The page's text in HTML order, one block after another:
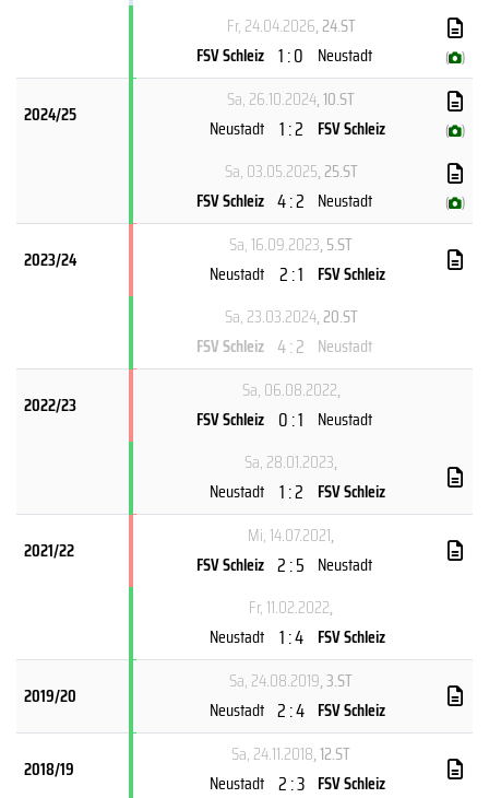
Fr, 24.04.2026, 24.ST
FSV Schleiz 1 : 0 Neustadt ( )
2024/25
Sa, 26.10.2024, 10.ST
Neustadt 1 : 2 FSV Schleiz ( )
Sa, 03.05.2025, 25.ST
FSV Schleiz 4 : 2 Neustadt ( )
2023/24
Sa, 16.09.2023, 5.ST
Neustadt 2 : 1 FSV Schleiz
Sa, 23.03.2024, 20.ST
FSV Schleiz 4 : 2 Neustadt
2022/23
Sa, 06.08.2022,
FSV Schleiz 0 : 1 Neustadt
Sa, 28.01.2023,
Neustadt 1 : 2 FSV Schleiz
2021/22
Mi, 14.07.2021,
FSV Schleiz 2 : 5 Neustadt
Fr, 11.02.2022,
Neustadt 1 : 4 FSV Schleiz
2019/20
Sa, 24.08.2019, 3.ST
Neustadt 2 : 4 FSV Schleiz
2018/19
Sa, 24.11.2018, 12.ST
Neustadt 2 : 3 FSV Schleiz